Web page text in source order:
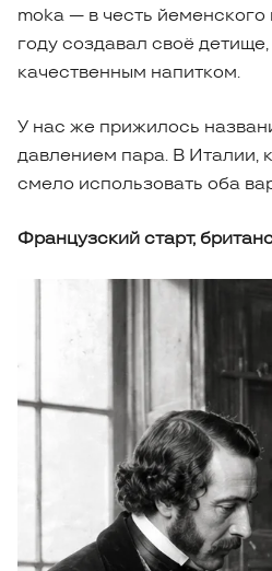
moka — в честь
году создавал своё
качественным напитком.
У нас же прижилось
давлением пара. В Италии,
смело использовать оба
Французский старт,